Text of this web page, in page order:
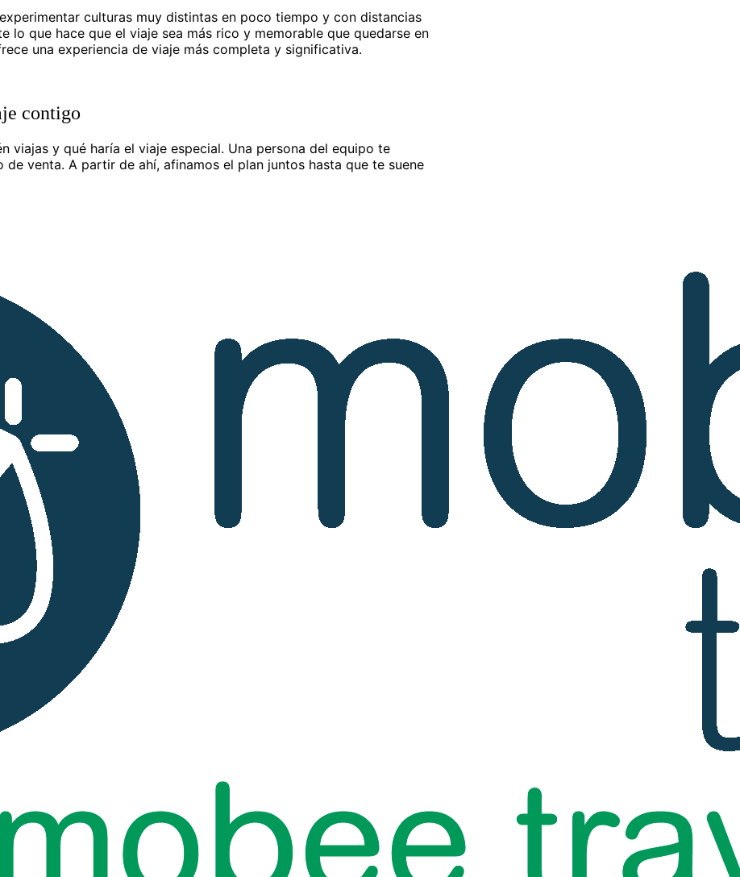
culturas muy distintas en poco tiempo y con distancias
lo que hace que el viaje sea más rico y memorable que quedarse en
una experiencia de viaje más completa y significativa.
contigo
viajas y qué haría el viaje especial. Una persona del equipo te
venta. A partir de ahí, afinamos el plan juntos hasta que te suene